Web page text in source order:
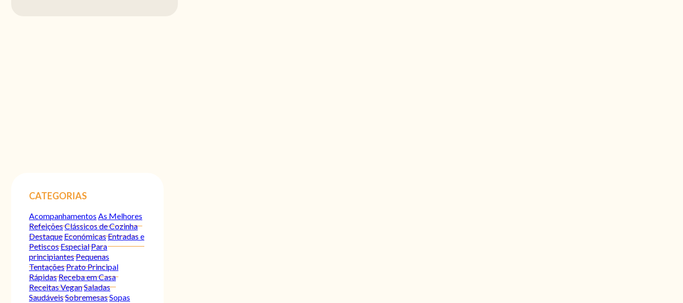
CATEGORIAS
Acompanhamentos As Melhores
RefeiçõesClássicos de Cozinha
Destaque EconómicasEntradas e
PetiscosEspecialPara
principiantesPequenas
TentaçõesPrato Principal
RápidasReceba em Casa
Receitas VeganSaladas
SaudáveisSobremesasSopas